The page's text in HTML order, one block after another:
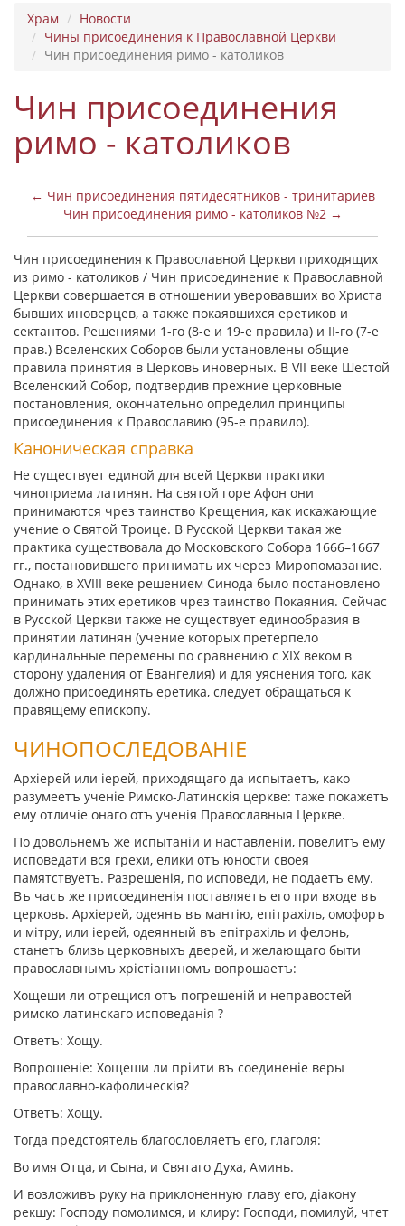
Храм
Новости
Чины присоединения к Православной Церкви
Чин присоединения римо - католиков
Чин присоединения
римо - католиков
← Чин присоединения пятидесятников - тринитариев
Чин присоединения римо - католиков №2 →
Чин присоединения к Православной Церкви приходящих
из римо - католиков / Чин присоединение к Православной
Церкви совершается в отношении уверовавших во Христа
бывших иноверцев, а также покаявшихся еретиков и
сектантов. Решениями 1-го (8-е и 19-е правила) и II-го (7-е
прав.) Вселенских Соборов были установлены общие
правила принятия в Церковь иноверных. В VII веке Шестой
Вселенский Собор, подтвердив прежние церковные
постановления, окончательно определил принципы
присоединения к Православию (95-е правило).
Каноническая справка
Не существует единой для всей Церкви практики
чиноприема латинян. На святой горе Афон они
принимаются чрез таинство Крещения, как искажающие
учение о Святой Троице. В Русской Церкви такая же
практика существовала до Московского Собора 1666–1667
гг., постановившего принимать их через Миропомазание.
Однако, в XVIII веке решением Синода было постановлено
принимать этих еретиков чрез таинство Покаяния. Сейчас
в Русской Церкви также не существует единообразия в
принятии латинян (учение которых претерпело
кардинальные перемены по сравнению с XIX веком в
сторону удаления от Евангелия) и для уяснения того, как
должно присоединять еретика, следует обращаться к
правящему епископу.
ЧИНОПОСЛЕДОВАНIЕ
Архiерей или iерей, приходящаго да испытаетъ, како
разумеетъ ученiе Римско-Латинскiя церкве: таже покажетъ
ему отличiе онаго отъ ученiя Православныя Церкве.
По довольнемъ же испытанiи и наставленiи, повелитъ ему
исповедати вся грехи, елики отъ юности своея
памятствуетъ. Разрешенiя, по исповеди, не подаетъ ему.
Въ часъ же присоединенiя поставляетъ его при входе въ
церковь. Архiерей, одеянъ въ мантiю, епiтрахiль, омофоръ
и мiтру, или iерей, одеянный въ епiтрахiль и фелонь,
станетъ близь церковныхъ дверей, и желающаго быти
православнымъ хрiстiаниномъ вопрошаетъ:
Хощеши ли отрещися отъ погрешенiй и неправостей
римско-латинскаго исповеданiя ?
Ответъ: Хощу.
Вопрошенiе: Хощеши ли прiити въ соединенiе веры
православно-кафолическiя?
Ответъ: Хощу.
Тогда предстоятель благословляетъ его, глаголя:
Во имя Отца, и Сына, и Святаго Духа, Аминь.
И возложивъ руку на приклоненную главу его, дiакону
рекшу: Господу помолимся, и клиру: Господи, помилуй, чтет